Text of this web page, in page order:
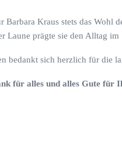
Barbara Kraus stets das
Laune prägte sie den Alltag
bedankt sich herzlich für die
für alles und alles Gute für